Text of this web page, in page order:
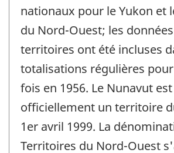
nationaux pour le Yukon et
du Nord-Ouest; les
territoires ont été incluses
totalisations régulières
fois en 1956. Le Nunavut
officiellement un territoire
1er avril 1999. La
Territoires du Nord-Ouest